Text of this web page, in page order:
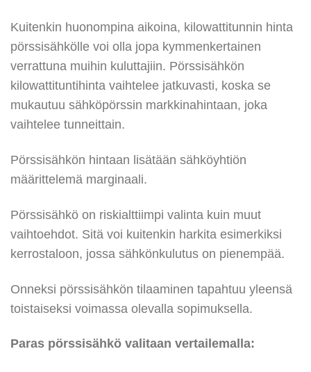
Kuitenkin huonompina aikoina, kilowattitunnin hinta
pörssisähkölle voi olla jopa kymmenkertainen
verrattuna muihin kuluttajiin. Pörssisähkön
kilowattituntihinta vaihtelee jatkuvasti, koska se
mukautuu sähköpörssin markkinahintaan, joka
vaihtelee tunneittain.
Pörssisähkön hintaan lisätään sähköyhtiön
määrittelemä marginaali.
Pörssisähkö on riskialttiimpi valinta kuin muut
vaihtoehdot. Sitä voi kuitenkin harkita esimerkiksi
kerrostaloon, jossa sähkönkulutus on pienempää.
Onneksi pörssisähkön tilaaminen tapahtuu yleensä
toistaiseksi voimassa olevalla sopimuksella.
Paras pörssisähkö valitaan vertailemalla: